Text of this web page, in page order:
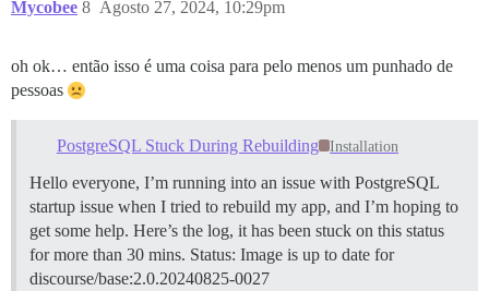
Mycobee Agosto 27, 2024, 10:29pm
8
oh ok… então isso é uma coisa para pelo menos um punhado de
pessoas
PostgreSQL Stuck During Rebuilding Installation
Hello everyone, I’m running into an issue with PostgreSQL
startup issue when I tried to rebuild my app, and I’m hoping to
get some help. Here’s the log, it has been stuck on this status
for more than 30 mins. Status: Image is up to date for
discourse/base:2.0.20240825-0027